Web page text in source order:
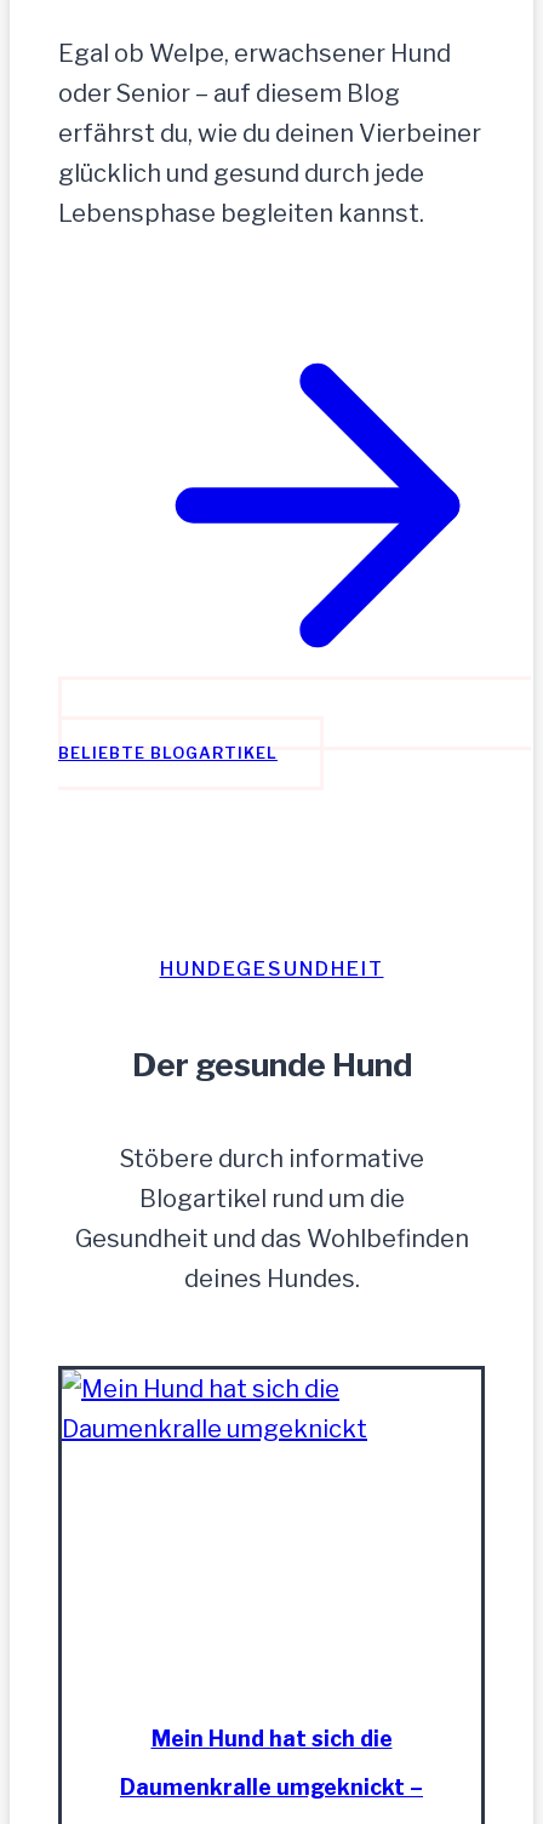
Egal ob Welpe, erwachsener Hund
oder Senior – auf diesem Blog
erfährst du, wie du deinen Vierbeiner
glücklich und gesund durch jede
Lebensphase begleiten kannst.
BELIEBTE BLOGARTIKEL
HUNDEGESUNDHEIT
Der gesunde Hund
Stöbere durch informative
Blogartikel rund um die
Gesundheit und das Wohlbefinden
deines Hundes.
Mein Hund hat sich die
Daumenkralle umgeknickt –